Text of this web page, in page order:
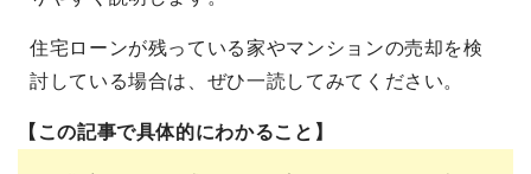
住宅ローンが残っている家やマンションの売却を検
討している場合は、ぜひ一読してみてください。
【この記事で具体的にわかること】